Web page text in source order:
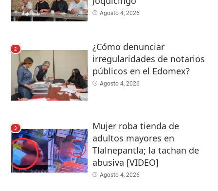
Agosto 4, 2026
2
¿Cómo denunciar
irregularidades de notarios
públicos en el Edomex?
Agosto 4, 2026
3
Mujer roba tienda de
adultos mayores en
Tlalnepantla; la tachan de
abusiva [VIDEO]
Agosto 4, 2026